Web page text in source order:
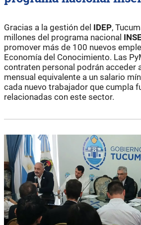
Gracias a la gestión del IDEP,
millones del programa nacional
promover más de 100 nuevos
Economía del Conocimiento. Las
contraten personal podrán acceder
mensual equivalente a un salario
cada nuevo trabajador que cumpla
relacionadas con este sector.